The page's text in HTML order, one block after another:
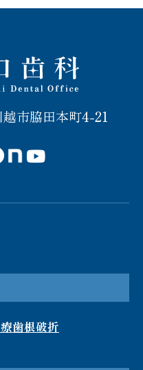
市脇田本町4-21
note
歯根破折​